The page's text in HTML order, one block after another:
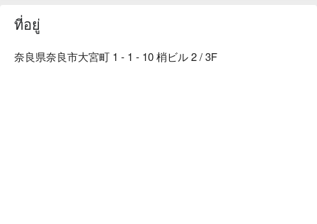
間。在匠人精心設計的沈穩日式氛圍中，以美酒佳餚招待來
客、帶您品味日常之美。此外，如同店名「 椀 」（碗）一
手工益子燒，與餐廳裝潢完美結合，更襯托料理美味。
ที่อยู่
奈良県奈良市大宮町 1 - 1 - 10 梢ビル 2 / 3F